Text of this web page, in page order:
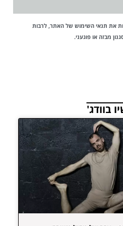
תנאי השימוש של האתר, לרבות
מבזה או פוגעני.
בוודג'